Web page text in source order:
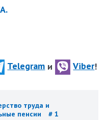
Telegram и Viber!
труда и
пенсии
# 1